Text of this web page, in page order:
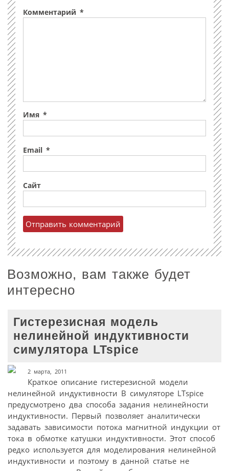
Комментарий *
Имя *
Email *
Сайт
Возможно, вам также будет
интересно
Гистерезисная модель
нелинейной индуктивности
симулятора LTspice
2 марта, 2011
Краткое описание гистерезисной модели
нелинейной индуктивности В симуляторе LTspice
предусмотрено два способа задания нелинейности
индуктивности. Первый позволяет аналитически
задавать зависимости потока магнитной индукции от
тока в обмотке катушки индуктивности. Этот способ
редко используется для моделирования нелинейной
индуктивности и поэтому в данной статье не